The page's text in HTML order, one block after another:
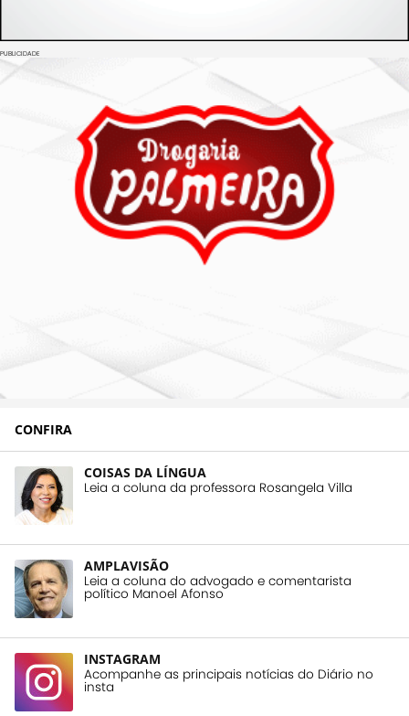
PUBLICIDADE
CONFIRA
COISAS DA LÍNGUA
Leia a coluna da professora Rosangela Villa
AMPLAVISÃO
Leia a coluna do advogado e comentarista
político Manoel Afonso
INSTAGRAM
Acompanhe as principais notícias do Diário no
insta